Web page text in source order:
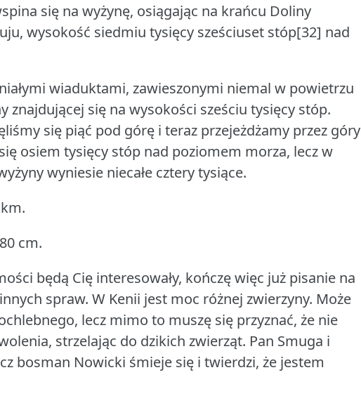
się na wyżynę, osiągając na krańcu Doliny
wysokość siedmiu tysięcy sześciuset stóp[32] nad
wiaduktami, zawieszonymi niemal w powietrzu
znajdującej się na wysokości sześciu tysięcy stóp.
się piąć pod górę i teraz przejeżdżamy przez góry
osiem tysięcy stóp nad poziomem morza, lecz w
wyniesie niecałe cztery tysiące.
cm.
będą Cię interesowały, kończę więc już pisanie na
spraw. W Kenii jest moc różnej zwierzyny. Może
lecz mimo to muszę się przyznać, że nie
strzelając do dzikich zwierząt. Pan Smuga i
bosman Nowicki śmieje się i twierdzi, że jestem